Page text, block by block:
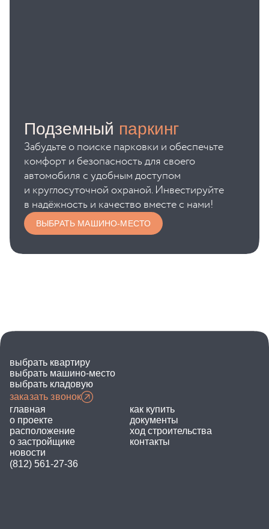
Подземный паркинг
Забудьте о поиске парковки и обеспечьте
комфорт и безопасность для своего
автомобиля с удобным доступом
и круглосуточной охраной. Инвестируйте
в надёжность и качество вместе с нами!
ВЫБРАТЬ МАШИНО-МЕСТО
главная
о проекте
расположение
о застройщике
новости
как купить
документы
ход строительства
контакты
выбрать квартиру
выбрать машино-место
выбрать кладовую
заказать звонок
(812) 561-27-36